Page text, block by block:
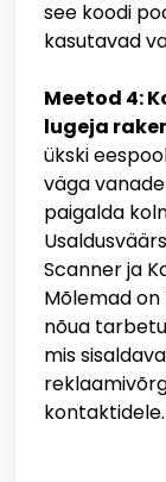
see koodi
kasutavad
Meetod 4:
lugeja
ükski
väga
paigalda
Scanner ja
Mõlemad
nõua
mis
kontaktidele.